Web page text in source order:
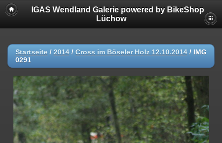
IGAS Wendland Galerie powered by BikeShop
Lüchow
Startseite / 2014 / Cross im Böseler Holz 12.10.2014 / IMG
0291